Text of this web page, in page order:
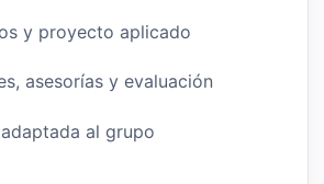
y proyecto aplicado
asesorías y evaluación
al grupo